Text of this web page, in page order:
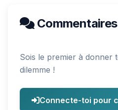
Sois le premier à donner
dilemme !
Connecte-toi pour